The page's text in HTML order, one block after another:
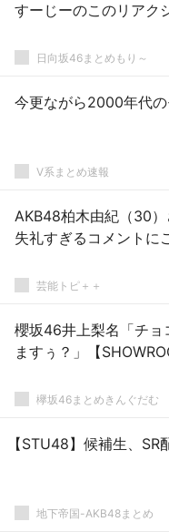
すーじーのこのリアク
日向坂46まとめもり～
今更ながら2000年代
V系まとめ速報
AKB48柏木由紀（30
失礼すぎるコメント
芸能トピ＋＋
櫻坂46井上梨名「チョ
ますぅ？」【
欅坂46まとめきんぐだむ
【STU48】候補生、
地下帝国-AKB48まとめ